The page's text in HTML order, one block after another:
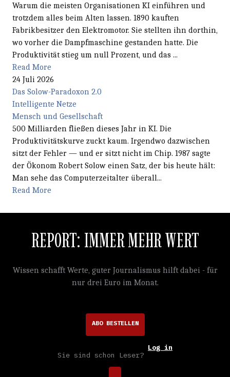
Warum die meisten Organisationen KI einführen und
trotzdem alles beim Alten lassen. 1890 kauften
Fabrikbesitzer den Elektromotor. Sie stellten ihn dorthin,
wo vorher die Dampfmaschine gestanden hatte. Die
Produktivität stieg um null Prozent, und das ...
Read More
24 Juli 2026
Das Solow-Paradoxon 2.0
Intelligente Netze
Mensch und Gesellschaft
500 Milliarden fließen dieses Jahr in KI. Die
Produktivitätskurve zuckt kaum. Irgendwo dazwischen
sitzt der Fehler — und er sitzt nicht im Chip. 1987 sagte
der Ökonom Robert Solow einen Satz, der bis heute hält:
Man sehe das Computerzeitalter überall...
Read More
REPORT: IMMER MEHR WERT
Wissen schafft Werte, guter Journalismus hilft dabei - für
nur drei Euro im Monat.
ABO BESTELLEN
Sie sind schon Leser?
Log in